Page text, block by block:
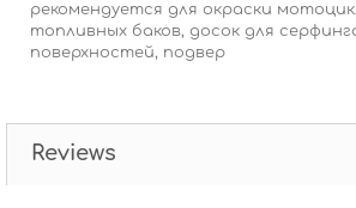
рекомендуется для окраски
топливных баков, досок для
поверхностей, подвер
Reviews